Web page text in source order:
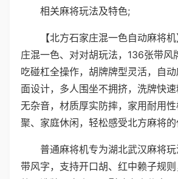
相关麻将玩法及特色;
【北方石家庄混一色自动麻将
庄混一色、对对胡玩法，136张带风
吃碰杠全操作，胡牌牌型灵活，自
面设计，多人围坐不拥挤，洗牌快
无杂音，材质厚实防摔，家用耐用
聚、家庭休闲，轻松感受北方麻将的
普通麻将机专为湖北武汉麻将
带风字，支持开口胡、红中赖子规